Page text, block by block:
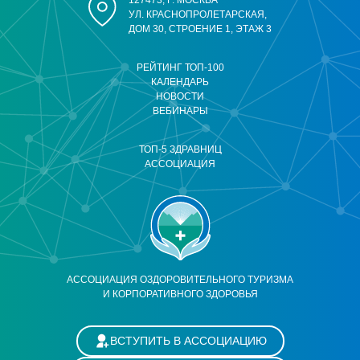
АССОЦИАЦИЯ ОЗДОРОВИТЕЛЬНОГО ТУРИЗМА
И КОРПОРАТИВНОГО ЗДОРОВЬЯ
РЕЙТИНГ ТОП-100
КАЛЕНДАРЬ
НОВОСТИ
ВЕБИНАРЫ
ТОП-5 ЗДРАВНИЦ
АССОЦИАЦИЯ
УЛ. КРАСНОПРОЛЕТАРСКАЯ,
ДОМ 30, СТРОЕНИЕ 1, ЭТАЖ 3
ВСТУПИТЬ В АССОЦИАЦИЮ